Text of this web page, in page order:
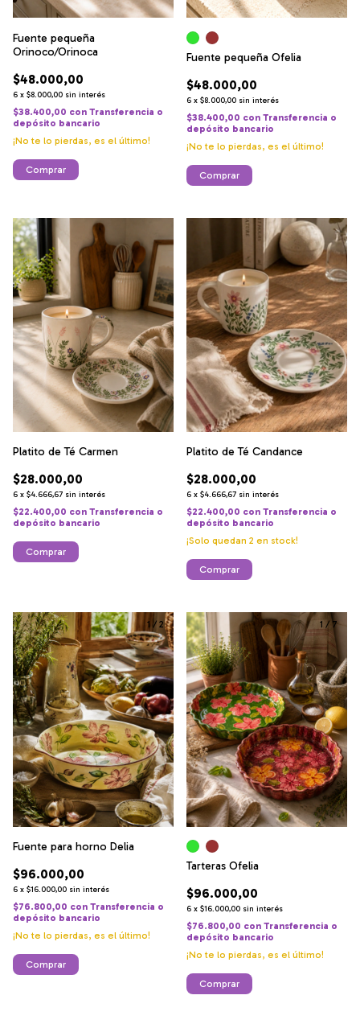
Fuente pequeña
Orinoco/Orinoca
$48.000,00
6 x $8.000,00 sin interés
$38.400,00 con Transferencia o
depósito bancario
¡No te lo pierdas, es el último!
Comprar
Fuente pequeña Ofelia
$48.000,00
6 x $8.000,00 sin interés
$38.400,00 con Transferencia o
depósito bancario
¡No te lo pierdas, es el último!
Comprar
Platito de Té Carmen
$28.000,00
6 x $4.666,67 sin interés
$22.400,00 con Transferencia o
depósito bancario
Platito de Té Candance
$28.000,00
6 x $4.666,67 sin interés
$22.400,00 con Transferencia o
depósito bancario
¡Solo quedan 2 en stock!
1 / 2
Fuente para horno Delia
$96.000,00
6 x $16.000,00 sin interés
$76.800,00 con Transferencia o
depósito bancario
¡No te lo pierdas, es el último!
1 / 7
Tarteras Ofelia
$96.000,00
6 x $16.000,00 sin interés
$76.800,00 con Transferencia o
depósito bancario
¡No te lo pierdas, es el último!
Comprar